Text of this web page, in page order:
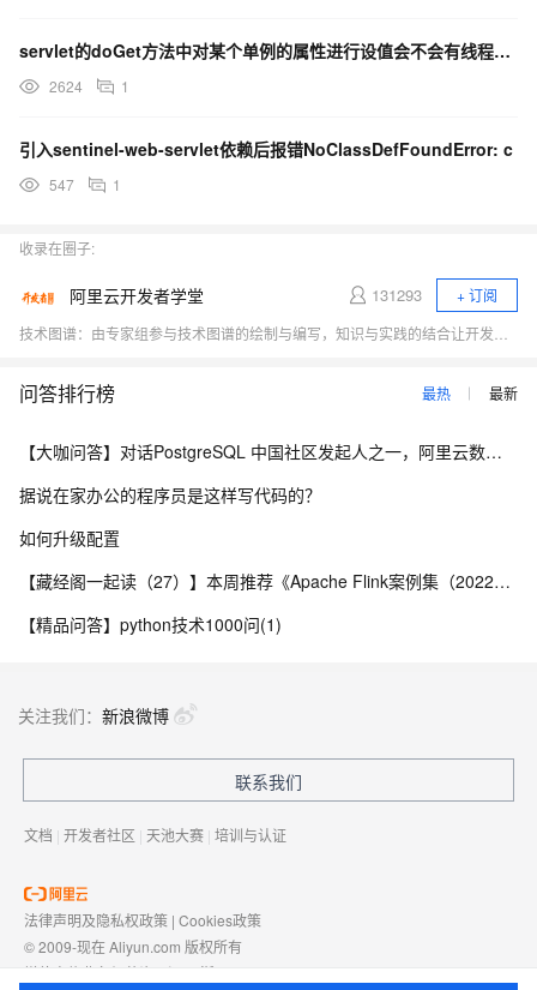
servlet的doGet方法中对某个单例的属性进行设值会不会有线程安全问题
2624 1
引入sentinel-web-servlet依赖后报错NoClassDefFoundError: c
547 1
收录在圈子:
阿里云开发者学堂 131293
+ 订阅
问答排行榜 最热 最新
【大咖问答】对话PostgreSQL 中国社区发起人之一，阿里云数据库高级专家 德哥
据说在家办公的程序员是这样写代码的？
如何升级配置
【藏经阁一起读（27）】本周推荐《Apache Flink案例集（2022版）》，你有哪些心得？
【精品问答】python技术1000问(1)
关注我们： 新浪微博
联系我们
文档 | 开发者社区 | 天池大赛 | 培训与认证
法律声明及隐私权政策 | Cookies政策
© 2009-现在 Aliyun.com 版权所有
增值电信业务经营许可证： 浙B2-20080101